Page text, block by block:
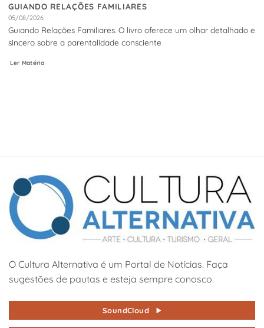
GUIANDO RELAÇÕES FAMILIARES
05/08/2026
Guiando Relações Familiares. O livro oferece um olhar detalhado e
sincero sobre a parentalidade consciente
Ler Matéria
O Cultura Alternativa é um Portal de Notícias. Faça
sugestões de pautas e esteja sempre conosco.
SoundCloud